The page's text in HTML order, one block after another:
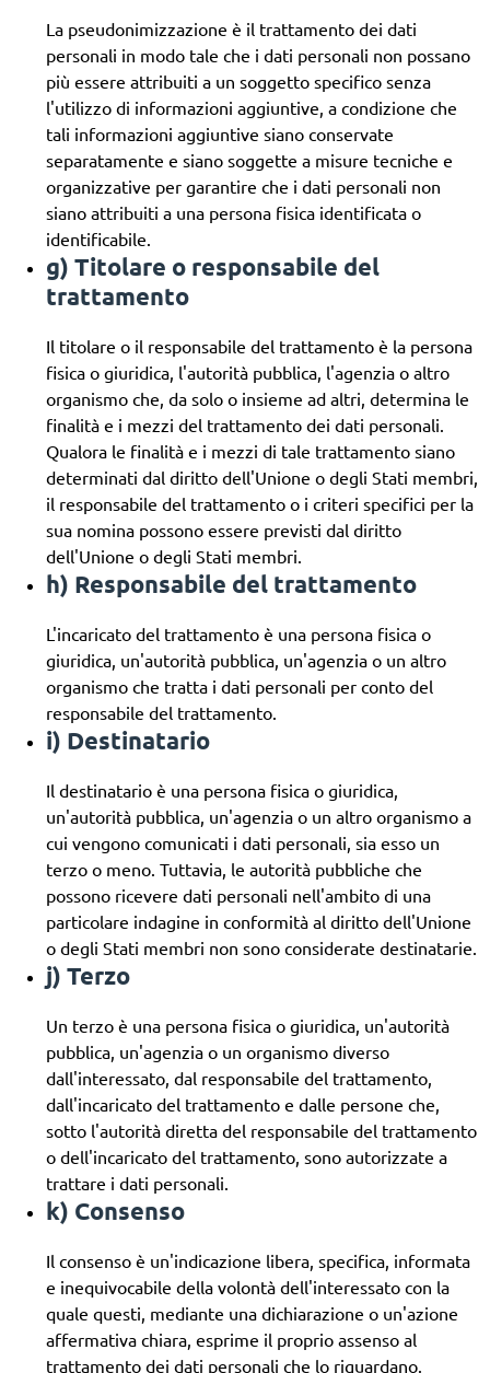
La pseudonimizzazione è il trattamento dei dati
personali in modo tale che i dati personali non possano
più essere attribuiti a un soggetto specifico senza
l'utilizzo di informazioni aggiuntive, a condizione che
tali informazioni aggiuntive siano conservate
separatamente e siano soggette a misure tecniche e
organizzative per garantire che i dati personali non
siano attribuiti a una persona fisica identificata o
identificabile.
g) Titolare o responsabile del
trattamento
Il titolare o il responsabile del trattamento è la persona
fisica o giuridica, l'autorità pubblica, l'agenzia o altro
organismo che, da solo o insieme ad altri, determina le
finalità e i mezzi del trattamento dei dati personali.
Qualora le finalità e i mezzi di tale trattamento siano
determinati dal diritto dell'Unione o degli Stati membri,
il responsabile del trattamento o i criteri specifici per la
sua nomina possono essere previsti dal diritto
dell'Unione o degli Stati membri.
h) Responsabile del trattamento
L'incaricato del trattamento è una persona fisica o
giuridica, un'autorità pubblica, un'agenzia o un altro
organismo che tratta i dati personali per conto del
responsabile del trattamento.
i) Destinatario
Il destinatario è una persona fisica o giuridica,
un'autorità pubblica, un'agenzia o un altro organismo a
cui vengono comunicati i dati personali, sia esso un
terzo o meno. Tuttavia, le autorità pubbliche che
possono ricevere dati personali nell'ambito di una
particolare indagine in conformità al diritto dell'Unione
o degli Stati membri non sono considerate destinatarie.
j) Terzo
Un terzo è una persona fisica o giuridica, un'autorità
pubblica, un'agenzia o un organismo diverso
dall'interessato, dal responsabile del trattamento,
dall'incaricato del trattamento e dalle persone che,
sotto l'autorità diretta del responsabile del trattamento
o dell'incaricato del trattamento, sono autorizzate a
trattare i dati personali.
k) Consenso
Il consenso è un'indicazione libera, specifica, informata
e inequivocabile della volontà dell'interessato con la
quale questi, mediante una dichiarazione o un'azione
affermativa chiara, esprime il proprio assenso al
trattamento dei dati personali che lo riguardano.